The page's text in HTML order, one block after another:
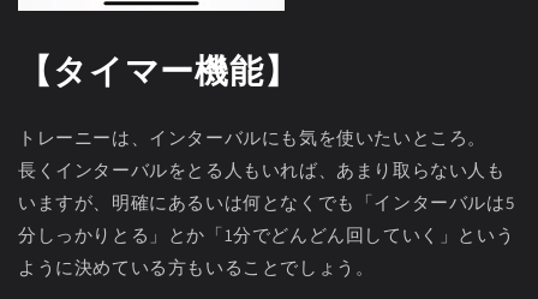
【タイマー機能】
トレーニーは、インターバルにも気を使いたいところ。
長くインターバルをとる人もいれば、あまり取らない人も
いますが、明確にあるいは何となくでも「インターバルは5
分しっかりとる」とか「1分でどんどん回していく」という
ように決めている方もいることでしょう。